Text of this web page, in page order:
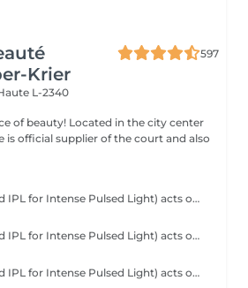
Krier
597
L-2340
in the city center
is official supplier of the court and also
Pulsed light (also called IPL for Intense Pulsed Light) acts on the hair by sending a light that will be absorbed by the black pigment of the hair. Locally pulsed light turns into heat. It is this thermal reaction at the root of the hair (the bulb) which alters and slows down regrowth. From the first sessions, the hairs fall out and grow back less and less.
Pulsed light (also called IPL for Intense Pulsed Light) acts on the hair by sending a light that will be absorbed by the black pigment of the hair. Locally pulsed light turns into heat. It is this thermal reaction at the root of the hair (the bulb) which alters and slows down regrowth. From the first sessions, the hairs fall out and grow back less and less.
Pulsed light (also called IPL for Intense Pulsed Light) acts on the hair by sending a light that will be absorbed by the black pigment of the hair. Locally pulsed light turns into heat. It is this thermal reaction at the root of the hair (the bulb) which alters and slows down regrowth. From the first sessions, the hairs fall out and grow back less and less.